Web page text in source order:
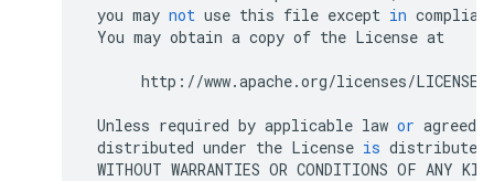
you may not use this file except in
You may obtain a copy of the License at
http : //www.apache.org/licenses/LICENSE
Unless required by applicable law or agreed
distributed under the License is distributed
WITHOUT WARRANTIES OR CONDITIONS OF ANY